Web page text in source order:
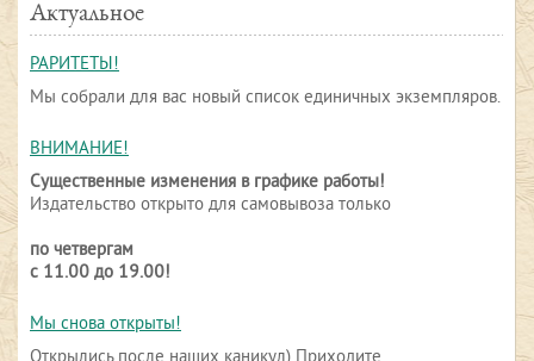
Актуальное
РАРИТЕТЫ!
Мы собрали для вас новый список единичных экземпляров.
ВНИМАНИЕ!
Существенные изменения в графике работы!
Издательство открыто для самовывоза только
по четвергам
с 11.00 до 19.00!
Мы снова открыты!